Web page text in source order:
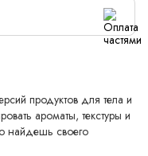
продуктов для тела и
ароматы, текстуры и
найдешь своего